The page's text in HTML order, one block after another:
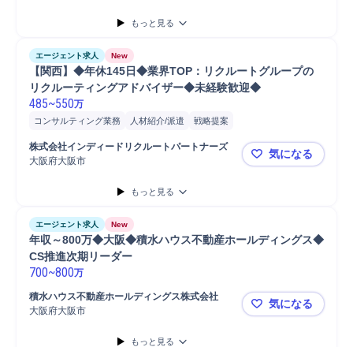
もっと見る
エージェント求人 New
【関西】◆年休145日◆業界TOP：リクルートグループの
リクルーティングアドバイザー◆未経験歓迎◆
485~550万
コンサルティング業務 人材紹介/派遣
戦略提案
課題/ボトルネック特定
採用活動指導
株式会社インディードリクルートパートナーズ
大阪府大阪市
【関西】◆
気になる
もっと見る
エージェント求人 New
年収～800万◆大阪◆積水ハウス不動産ホールディングス◆
CS推進次期リーダー
700~800万
大阪府大阪市
年収～800
気になる
もっと見る